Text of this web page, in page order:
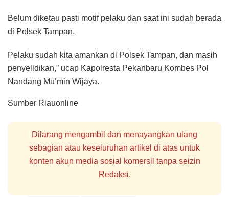
Belum diketau pasti motif pelaku dan saat ini sudah berada
di Polsek Tampan.
Pelaku sudah kita amankan di Polsek Tampan, dan masih
penyelidikan,” ucap Kapolresta Pekanbaru Kombes Pol
Nandang Mu’min Wijaya.
Sumber Riauonline
Dilarang mengambil dan menayangkan ulang
sebagian atau keseluruhan artikel di atas untuk
konten akun media sosial komersil tanpa seizin
Redaksi.